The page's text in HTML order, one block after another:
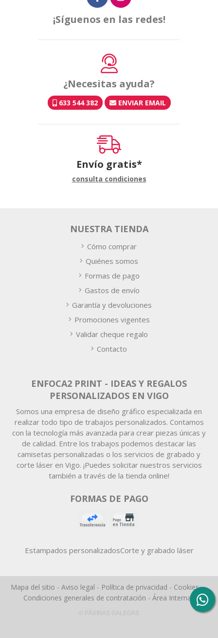
¡Síguenos en las redes!
¿Necesitas ayuda?
633 544 382 ENVIAR EMAIL
Envío gratis*
consulta condiciones
ENFOCA2 PRINT - IDEAS Y REGALOS
PERSONALIZADOS EN VIGO
Somos una empresa de diseño gráfico especializada en
realizar todo tipo de trabajos personalizados. Contamos
con la tecnología más avanzada para crear piezas únicas y
de calidad. Entre los trabajos podemos destacar las
camisetas personalizadas o los servicios de grabado y
corte láser en Vigo. ¡Puedes solicitar nuestros servicios
también a través de la tienda online!
FORMAS DE PAGO
NUESTRA TIENDA
Cómo comprar
Quiénes somos
Formas de pago
Gastos de envío
Garantía y devoluciones
Promociones vigentes
Validar cheque regalo
Contacto
Estampados personalizadosCorte y grabado láser
Mapa del sitio - Aviso legal - Política de privacidad - Cookies-
Condiciones generales de contratación - Área Interna
© PÁXINAS GALEGAS